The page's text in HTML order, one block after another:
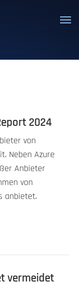
SSL/TLS-
2024
von
Neben Azure
Anbieter
von
anbietet.
vermeidet